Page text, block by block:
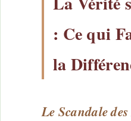
: Ce qui
la
Le Scandale des